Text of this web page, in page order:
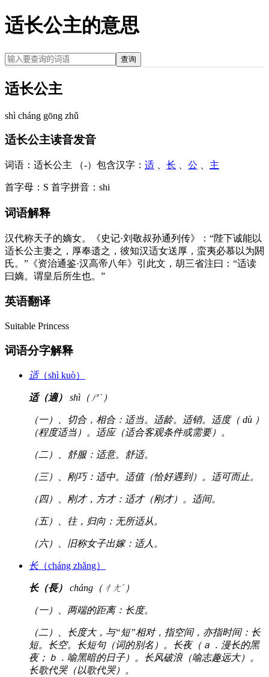
适长公主的意思
查询
适长公主
shì cháng gōng zhǔ
适长公主读音发音
词语： 适长公主 （-） 包含汉字： 适 长 公 主
首字母： S 首字拼音： shi
词语解释
汉代称天子的嫡女。《史记·刘敬叔孙通列传》：“陛下诚能以
适长公主妻之，厚奉遗之，彼知汉适女送厚，蛮夷必慕以为閼
氏。”《资治通鉴·汉高帝八年》引此文，胡三省注曰：“适读
曰嫡。谓皇后所生也。”
英语翻译
Suitable Princess
词语分字解释
适（shì kuò）
适（適） shì（ㄕˋ）
（一）、切合，相合：适当。适龄。适销。适度（ dù ）
（程度适当）。适应（适合客观条件或需要）。
（二）、舒服：适意。舒适。
（三）、刚巧：适中。适值（恰好遇到）。适可而止。
（四）、刚才，方才：适才（刚才）。适间。
（五）、往，归向：无所适从。
（六）、旧称女子出嫁：适人。
长（cháng zhǎng）
长（長） cháng（ㄔㄤˊ）
（一）、两端的距离：长度。
（二）、长度大，与“短”相对，指空间，亦指时间：长
短。长空。长短句（词的别名）。长夜（ａ．漫长的黑
夜；ｂ．喻黑暗的日子）。长风破浪（喻志趣远大）。
长歌代哭（以歌代哭）。